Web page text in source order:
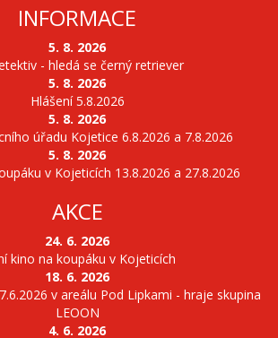
INFORMACE
5. 8. 2026
- hledá se černý retriever
5. 8. 2026
Hlášení 5.8.2026
5. 8. 2026
úřadu Kojetice 6.8.2026 a 7.8.2026
5. 8. 2026
v Kojeticích 13.8.2026 a 27.8.2026
AKCE
24. 6. 2026
kino na koupáku v Kojeticích
18. 6. 2026
v areálu Pod Lipkami - hraje skupina
LEOON
4. 6. 2026